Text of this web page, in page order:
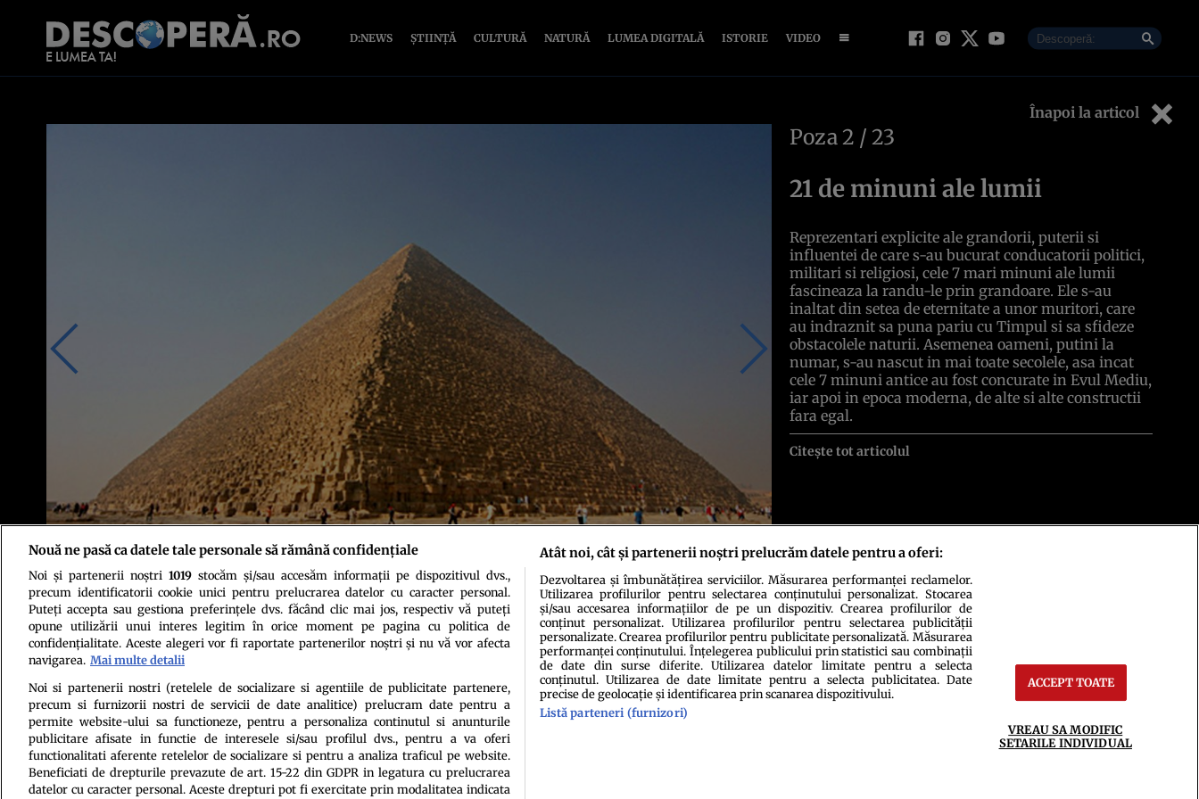
D:NEWS ȘTIINȚĂ CULTURĂ NATURĂ LUMEA DIGITALĂ ISTORIE VIDEO
Înapoi la articol
Poza2 / 23
21 de minuni ale lumii
Reprezentari explicite ale grandorii, puterii si
influentei de care s-au bucurat conducatorii politici,
militari si religiosi, cele 7 mari minuni ale lumii
fascineaza la randu-le prin grandoare. Ele s-au
inaltat din setea de eternitate a unor muritori, care
au indraznit sa puna pariu cu Timpul si sa sfideze
obstacolele naturii. Asemenea oameni, putini la
numar, s-au nascut in mai toate secolele, asa incat
cele 7 minuni antice au fost concurate in Evul Mediu,
iar apoi in epoca moderna, de alte si alte constructii
fara egal.
Citește tot articolul
Politica de confidenţialitatePolitica de cookiesTermeni şi condiţii Echipa redacțională ContactSetări Cookies
Nouă ne pasă ca datele tale personale să rămână confidențiale
Noi și partenerii noștri 1019stocăm și/sau accesăm informații pe dispozitivul dvs.,
precum identificatorii cookie unici pentru prelucrarea datelor cu caracter personal.
Puteți accepta sau gestiona preferințele dvs. făcând clic mai jos, respectiv vă puteți
opune utilizării unui interes legitim în orice moment pe pagina cu politica de
confidențialitate. Aceste alegeri vor fi raportate partenerilor noștri și nu vă vor afecta
navigarea. Mai multe detalii
Noi si partenerii nostri (retelele de socializare si agentiile de publicitate partenere,
precum si furnizorii nostri de servicii de date analitice) prelucram date pentru a
permite website-ului sa functioneze, pentru a personaliza continutul si anunturile
publicitare afisate in functie de interesele si/sau profilul dvs., pentru a va oferi
functionalitati aferente retelelor de socializare si pentru a analiza traficul pe website.
Beneficiati de drepturile prevazute de art. 15-22 din GDPR in legatura cu prelucrarea
datelor cu caracter personal. Aceste drepturi pot fi exercitate prin modalitatea indicata
Atât noi, cât și partenerii noștri prelucrăm datele pentru a oferi:
Dezvoltarea și îmbunătățirea serviciilor. Măsurarea performanței reclamelor.
Utilizarea profilurilor pentru selectarea conținutului personalizat. Stocarea
și/sau accesarea informațiilor de pe un dispozitiv. Crearea profilurilor de
conținut personalizat. Utilizarea profilurilor pentru selectarea publicității
personalizate. Crearea profilurilor pentru publicitate personalizată. Măsurarea
performanței conținutului. Înțelegerea publicului prin statistici sau combinații
de date din surse diferite. Utilizarea datelor limitate pentru a selecta
conținutul. Utilizarea de date limitate pentru a selecta publicitatea. Date
precise de geolocație și identificarea prin scanarea dispozitivului.
Listă parteneri (furnizori)
ACCEPT TOATE
VREAU SA MODIFIC
SETARILE INDIVIDUAL